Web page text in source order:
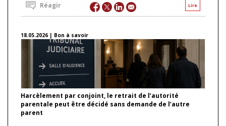
Lire
Réagir
18.05.2026 | Bon à savoir
Harcèlement par conjoint, le retrait de l’autorité
parentale peut être décidé sans demande de l’autre
parent